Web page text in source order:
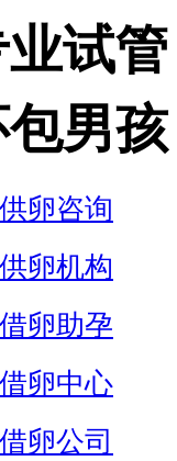
试管
男孩
卵咨询
卵机构
卵助孕
卵中心
卵公司